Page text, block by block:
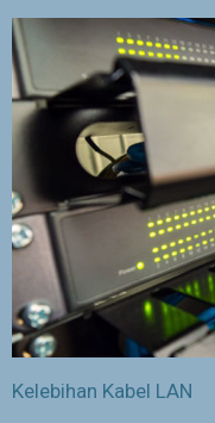
Kelebihan Kabel LAN